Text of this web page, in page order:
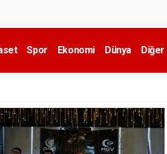
Spor Ekonomi Dünya Diğer